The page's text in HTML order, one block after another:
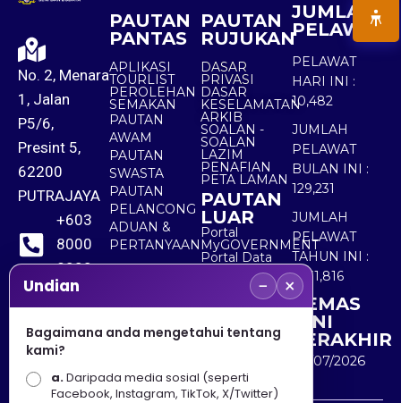
No. 2, Menara
1, Jalan
P5/6,
Presint 5,
62200
PUTRAJAYA
+603
8000
8000
+603
8891
7100
PAUTAN
PANTAS
APLIKASI
TOURLIST
PEROLEHAN
SEMAKAN
PAUTAN
AWAM
PAUTAN
SWASTA
PAUTAN
PELANCONG
ADUAN &
PERTANYAAN
PAUTAN
RUJUKAN
DASAR
PRIVASI
DASAR
KESELAMATAN
ARKIB
SOALAN -
SOALAN
LAZIM
PENAFIAN
PETA LAMAN
PAUTAN
LUAR
Portal
MyGOVERNMENT
Portal Data
Terbuka
Sektor Awam
JUMLAH
PELAWAT
PELAWAT
HARI INI :
10,482
JUMLAH
PELAWAT
BULAN INI :
129,231
JUMLAH
PELAWAT
TAHUN INI :
5,531,816
KEMAS
KINI
TERAKHIR
30/07/2026
Undian − ×
Bagaimana anda mengetahui tentang
kami?
a.Daripada media sosial (seperti
Facebook, Instagram, TikTok, X/Twitter)